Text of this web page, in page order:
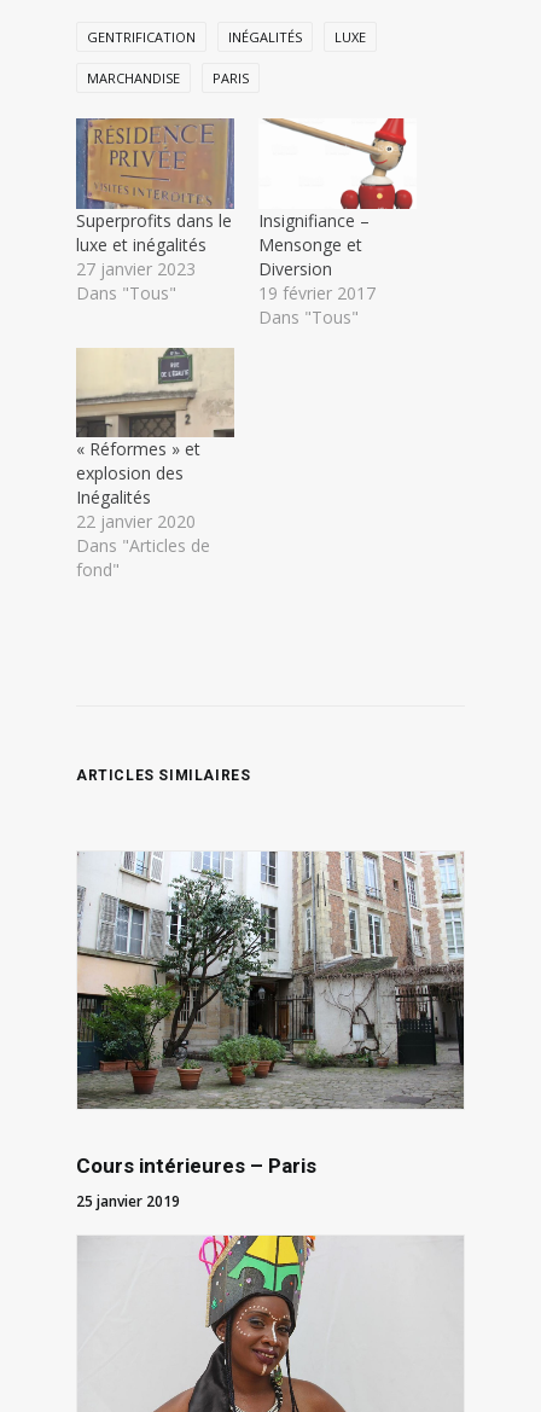
GENTRIFICATION INÉGALITÉS LUXE
MARCHANDISE PARIS
Superprofits dans le
luxe et inégalités
27 janvier 2023
Dans "Tous"
Insignifiance –
Mensonge et
Diversion
19 février 2017
Dans "Tous"
« Réformes » et
explosion des
Inégalités
22 janvier 2020
Dans "Articles de
fond"
ARTICLES SIMILAIRES
Cours intérieures – Paris
25 janvier 2019